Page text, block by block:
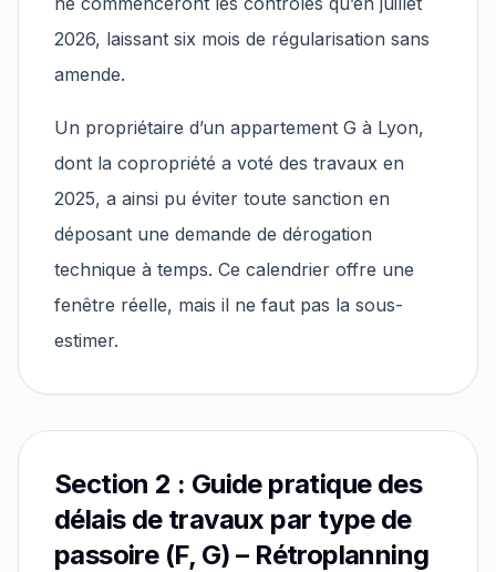
2026, laissant six mois de régularisation sans
amende.
Un propriétaire d’un appartement G à Lyon,
dont la copropriété a voté des travaux en
2025, a ainsi pu éviter toute sanction en
déposant une demande de dérogation
technique à temps. Ce calendrier offre une
fenêtre réelle, mais il ne faut pas la sous-
estimer.
Section 2 : Guide pratique des
délais de travaux par type de
passoire (F, G) – Rétroplanning